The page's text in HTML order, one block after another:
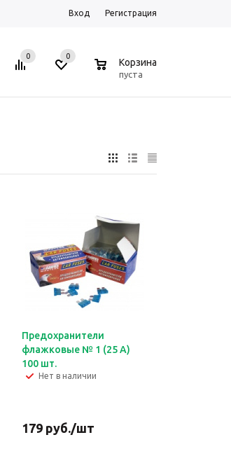
Вход Регистрация
0 0
Корзина
пуста
Предохранители
флажковые № 1 (25 А)
100 шт.
Нет в наличии
179руб./шт